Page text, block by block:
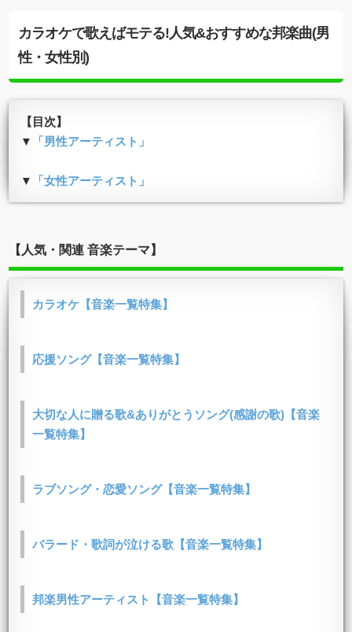
カラオケで歌えばモテる!人気&おすすめな邦楽曲(男
性・女性別)
【目次】
▼
「男性アーティスト」
▼ 「女性アーティスト」
【人気・関連 音楽テーマ】
カラオケ【音楽一覧特集】
応援ソング【音楽一覧特集】
大切な人に贈る歌&ありがとうソング(感謝の歌)【音楽
一覧特集】
ラブソング・恋愛ソング【音楽一覧特集】
バラード・歌詞が泣ける歌【音楽一覧特集】
邦楽男性アーティスト【音楽一覧特集】